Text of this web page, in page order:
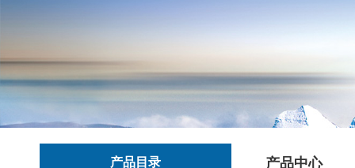
产品目录 产品中心